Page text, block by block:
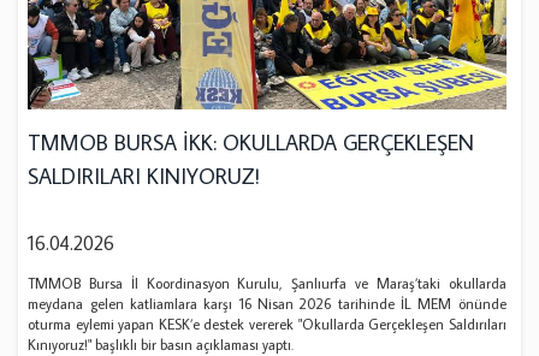
TMMOB BURSA İKK: OKULLARDA GERÇEKLEŞEN
SALDIRILARI KINIYORUZ!
16.04.2026
TMMOB Bursa İl Koordinasyon Kurulu, Şanlıurfa ve Maraş’taki okullarda
meydana gelen katliamlara karşı 16 Nisan 2026 tarihinde İL MEM önünde
oturma eylemi yapan KESK’e destek vererek "Okullarda Gerçekleşen Saldırıları
Kınıyoruz!" başlıklı bir basın açıklaması yaptı.